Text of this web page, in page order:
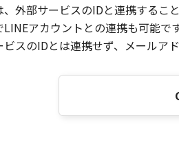
外部サービスのIDと連携するこ
アカウントとの連携も可能です
スのIDとは連携せず、メールア